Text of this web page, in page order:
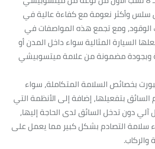
سلس وأكثر نعومة مع كفاءة عالية في
الوقود، ومع تجمع هذه المواصفات في
السيارة المثالية سواء داخل المدن أو
وبجودة مضمونة من علامة ميتسوبيشي
بخصائص السلامة المتكاملة، سواء
السائق بتفعيلها، إضافة إلى الأنظمة التي
آلي دون تدخل السائق لدى الحاجة إليها،
سلامة التصادم بشكل كبير مما يعمل على
والركاب.